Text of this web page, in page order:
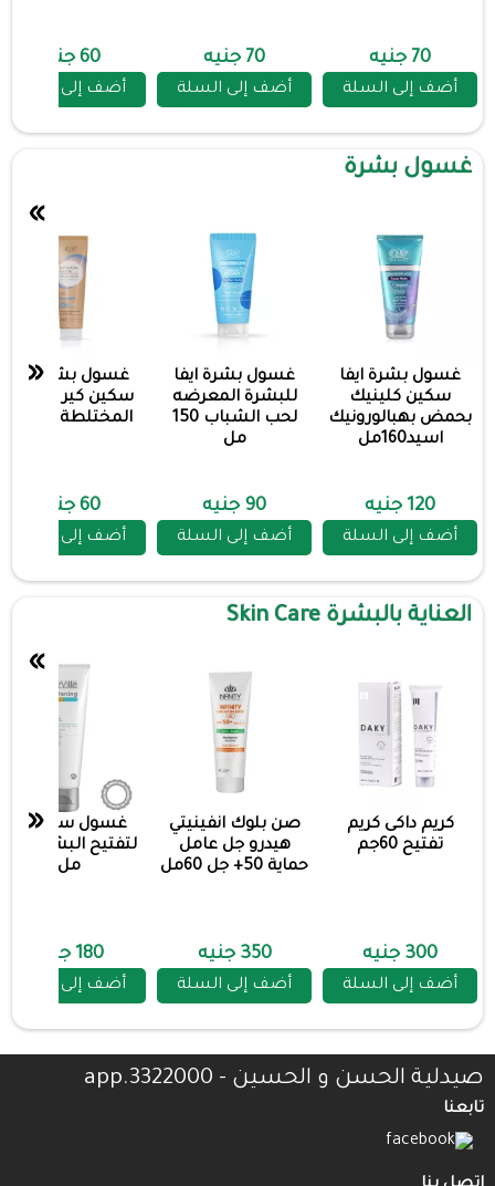
70 جنيه
أضف إلى السلة
70 جنيه
أضف إلى السلة
60 جنيه
أضف إلى السلة
غسول بشرة
غسول بشرة ايفا
سكين كلينيك
بحمض بهبالورونيك
اسيد160مل
120 جنيه
أضف إلى السلة
غسول بشرة ايفا
للبشرة المعرضه
لحب الشباب 150
مل
90 جنيه
أضف إلى السلة
غسول بشرة ايفا
سكين كير للبشرة
المختلطة 100مل
60 جنيه
أضف إلى السلة
»
«
العناية بالبشرة Skin Care
كريم داكى كريم
تفتيح 60جم
300 جنيه
أضف إلى السلة
صن بلوك انفينيتي
هيدرو جل عامل
حماية 50+ جل 60مل
350 جنيه
أضف إلى السلة
غسول ستارفيل
مل
180 جنيه
أضف إلى السلة
»
«
صيدلية الحسن و الحسين - 3322000.app
تابعنا